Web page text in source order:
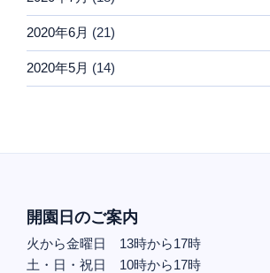
2020年6月 (21)
2020年5月 (14)
開園日のご案内
火から金曜日 13時から17時
土・日・祝日 10時から17時